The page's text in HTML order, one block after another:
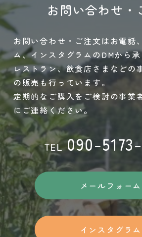
お問い合わせ・
お問い合わせ・ご注文はお電話
ム、インスタグラムのDMから
レストラン、飲食店さまなどの
の販売も行っています。
定期的なご購入をご検討の事業
にご連絡ください。
TEL090-
メールフォーム
インスタグラム